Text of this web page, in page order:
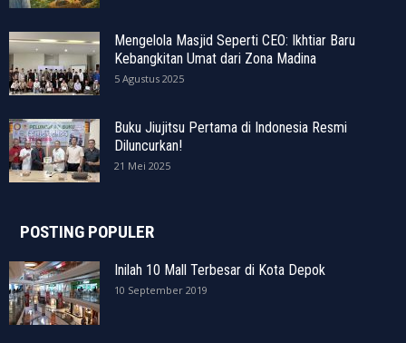
Mengelola Masjid Seperti CEO: Ikhtiar Baru
Kebangkitan Umat dari Zona Madina
5 Agustus 2025
Buku Jiujitsu Pertama di Indonesia Resmi
Diluncurkan!
21 Mei 2025
POSTING POPULER
Inilah 10 Mall Terbesar di Kota Depok
10 September 2019